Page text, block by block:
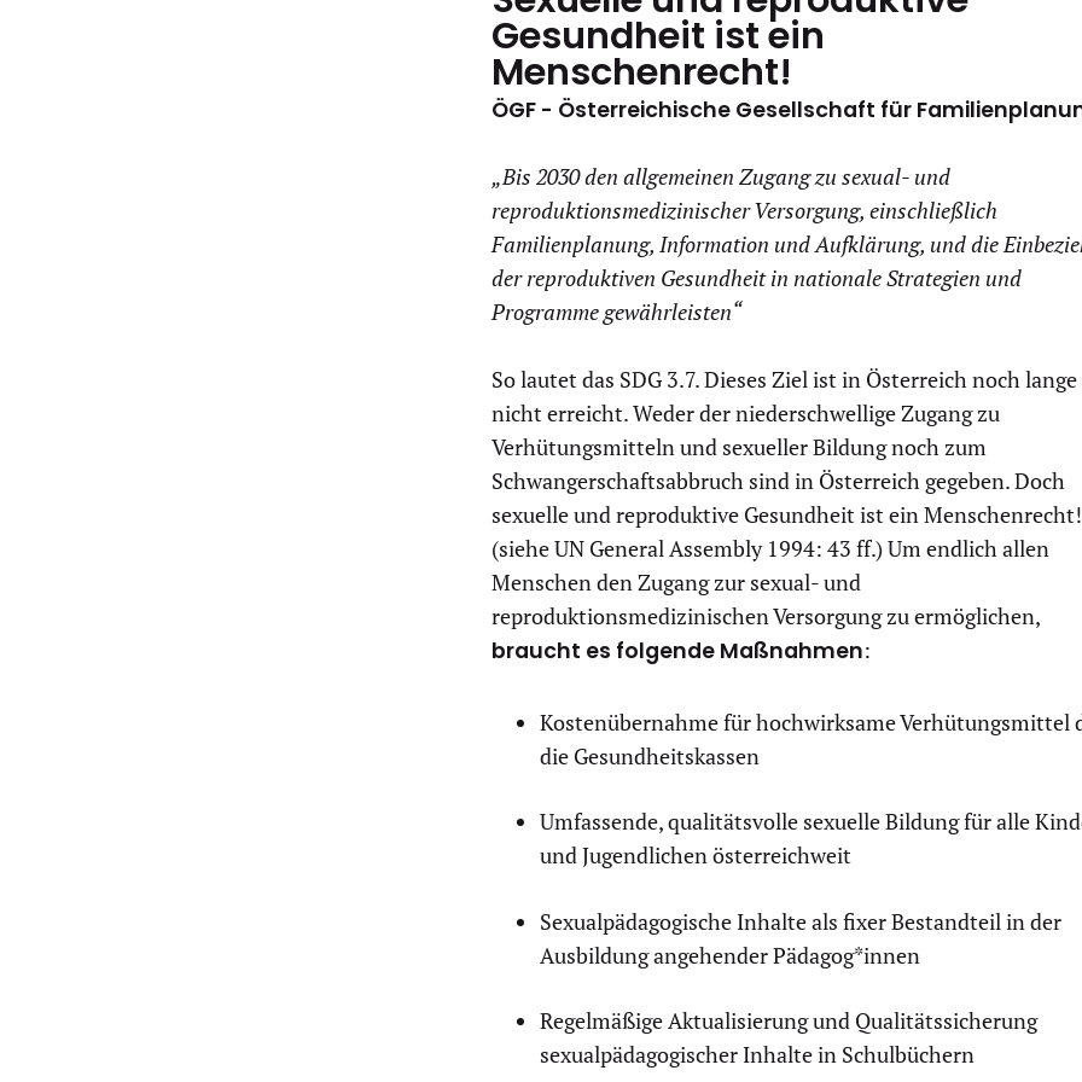
Gesundheit ist ein
Menschenrecht!
ÖGF - Österreichische Gesellschaft für
„Bis 2030 den allgemeinen Zugang zu sexual- und
reproduktionsmedizinischer Versorgung, einschließlich
Familienplanung, Information und Aufklärung, und die
der reproduktiven Gesundheit in nationale Strategien und
Programme gewährleisten“
So lautet das SDG 3.7. Dieses Ziel ist in Österreich noch lange
nicht erreicht. Weder der niederschwellige Zugang zu
Verhütungsmitteln und sexueller Bildung noch zum
Schwangerschaftsabbruch sind in Österreich gegeben. Doch
sexuelle und reproduktive Gesundheit ist ein Menschenrecht!
(siehe UN General Assembly 1994: 43 ff.) Um endlich allen
Menschen den Zugang zur sexual- und
reproduktionsmedizinischen Versorgung zu ermöglichen,
braucht es folgende Maßnahmen:
Kostenübernahme für hochwirksame Verhütungsmittel
die Gesundheitskassen
Umfassende, qualitätsvolle sexuelle Bildung für alle
und Jugendlichen österreichweit
Sexualpädagogische Inhalte als fixer Bestandteil in der
Ausbildung angehender Pädagog*innen
Regelmäßige Aktualisierung und Qualitätssicherung
sexualpädagogischer Inhalte in Schulbüchern